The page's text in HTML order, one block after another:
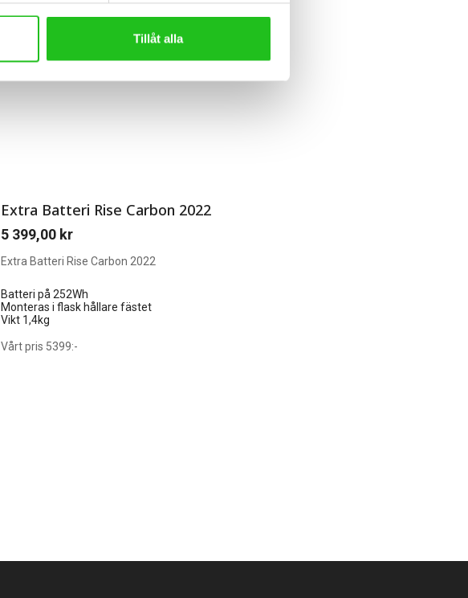
Tillåt alla
Extra Batteri Rise Carbon 2022
5 399,00 kr
Extra Batteri Rise Carbon 2022
Batteri på 252Wh
Monteras i flask hållare fästet
Vikt 1,4kg
Vårt pris 5399:-